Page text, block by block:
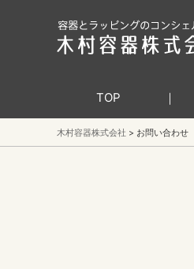
TOP
木村容器株式会社 お問い合わせ